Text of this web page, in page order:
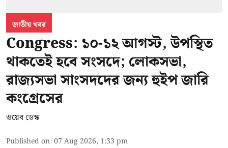
জাতীয় খবর
Congress: ১০-১২ আগস্ট, উপস্থিত
থাকতেই হবে সংসদে; লোকসভা,
রাজ্যসভা সাংসদদের জন্য হুইপ জারি
কংগ্রেসের
ওয়েব ডেস্ক
Published on:07 Aug 2026, 1:33 pm